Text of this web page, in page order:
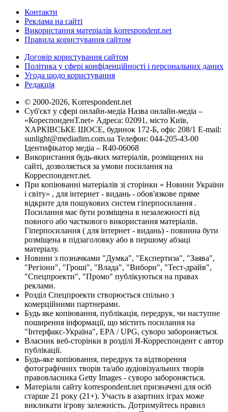
Контакти
Реклама на сайті
Використання матеріалів korrespondent.net
Правила користування сайтом
Договір користування сайтом
Політика у сфері конфіденційності і персональних даних
Угода щодо користування
Редакція
© 2000-2026, Korrespondent.net
Суб'єкт у сфері онлайн-медіа Назва онлайн-медіа –
«КореспонденТ.net» Адреса: 02091, місто Київ,
ХАРКІВСЬКЕ ШОСЕ, будинок 172-Б, офіс 208/1 E-mail:
sunlight@mediadim.com.ua Телефон: 044-205-43-00
Ідентифікатор медіа – R40-06068
Використання будь-яких матеріалів, розміщених на
сайті, дозволяється за умови посилання на
Корреспондент.net.
При копіюванні матеріалів зі сторінки « Новини України
і світу» , для інтернет - видань - обов'язкове пряме
відкрите для пошукових систем гіперпосилання .
Посилання має бути розміщена в незалежності від
повного або часткового використання матеріалів.
Гіперпосилання ( для інтернет - видань) - повинна бути
розміщена в підзаголовку або в першому абзаці
матеріалу.
Новини з позначками "Думка", "Експертиза", "Заява",
"Регіони", "Гроші", "Влада", "Вибори", "Тест-драйв",
"Спецпроекти", "Промо" публікуються на правах
реклами.
Розділ Спецпроекти створюється спільно з
комерційними партнерами.
Будь яке копіювання, публікація, передрук, чи наступне
поширення інформації, що містить посилання на
"Інтерфакс-Україна", EPA / UPG, суворо забороняється.
Власник веб-сторінки в розділі Я-Корреспондент є автор
публікації.
Будь-яке копіювання, передрук та відтворення
фотографічних творів та/або аудіовізуальних творів
правовласника Getty Images - суворо забороняється.
Матеріали сайту korrespondent.net призначені для осіб
старше 21 року (21+). Участь в азартних іграх може
викликати ігрову залежність. Дотримуйтесь правил